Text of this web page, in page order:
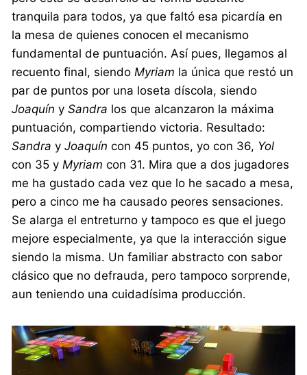
tranquila para todos, ya que faltó esa picardía en
la mesa de quienes conocen el mecanismo
fundamental de puntuación. Así pues, llegamos al
recuento final, siendo Myriam la única que restó un
par de puntos por una loseta díscola, siendo
Joaquín ySandra los que alcanzaron la máxima
puntuación, compartiendo victoria. Resultado:
Sandra yJoaquín con 45 puntos, yo con 36, Yol
con 35 y Myriam con 31. Mira que a dos jugadores
me ha gustado cada vez que lo he sacado a mesa,
pero a cinco me ha causado peores sensaciones.
Se alarga el entreturno y tampoco es que el juego
mejore especialmente, ya que la interacción sigue
siendo la misma. Un familiar abstracto con sabor
clásico que no defrauda, pero tampoco sorprende,
aun teniendo una cuidadísima producción.